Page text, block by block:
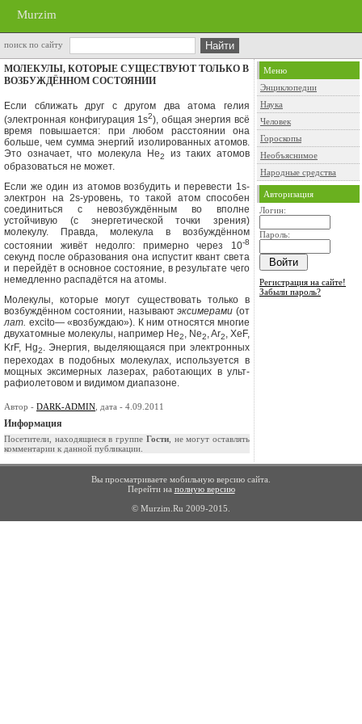
Murzim
поиск по сайту
МОЛЕКУЛЫ, КОТОРЫЕ СУЩЕСТВУЮТ ТОЛЬКО В
ВОЗБУЖДЁННОМ СОСТОЯНИИ
Если сближать друг с другом два атома гелия
(электронная конфигурация 1s2), общая энергия всё
время повышается: при любом расстоянии она
больше, чем сумма энергий изолированных атомов.
Это означает, что мо­лекула Не2
из таких атомов
образоваться не может.
Если же один из атомов возбудить и перевести 1s-
электрон на 2s-ypoвень, то такой атом способен
соединиться с невозбуждённым во вполне
устойчивую (с энергетической точки зрения)
молекулу. Правда, молеку­ла в возбуждённом
состоянии живёт недолго: примерно через 10-8
секунд после образования она испустит квант света
и перейдёт в основное со­стояние, в результате чего
немедленно распадётся на атомы.
Молекулы, которые могут существовать только в
возбуждённом состо­янии, называютэксимерами (от
лат. excito— «возбуждаю»). К ним отно­сятся многие
двухатомные молекулы, например Не2, Ne2, Ar2, XeF,
KrF, Hg2 .Энергия, выделяющаяся при электронных
переходах в подобных мо­лекулах, используется в
мощных эксимерных лазерах, работающих в ульт­
рафиолетовом и видимом диапазоне.
Автор - DARK-ADMIN , дата - 4.09.2011
Информация
Посетители, находящиеся в группе Гости, не могут оставлять
комментарии к данной публикации.
Меню
Энциклопедии
Наука
Человек
Гороскопы
Необъяснимое
Народные средства
Авторизация
Логин:
Пароль:
Регистрация на сайте!
Забыли пароль?
Вы просматриваете мобильную версию сайта.
Перейти на полную версию
© Murzim.Ru 2009-2015.